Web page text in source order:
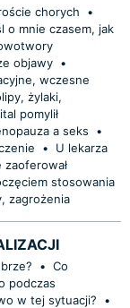
chorych
•
o mnie czasem, jak
objawy •
wczesne
żylaki,
pomylił
a seks
•
•
U lekarza
zaoferował
stosowania
zagrożenia
• Co
podczas
w tej sytuacji?
•